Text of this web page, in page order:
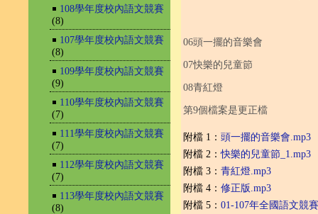
￭ 108學年度校內語文競賽
(8)
￭ 107學年度校內語文競賽
(8)
￭ 109學年度校內語文競賽
(9)
￭ 110學年度校內語文競賽
(7)
￭ 111學年度校內語文競賽
(7)
￭ 112學年度校內語文競賽
(7)
￭ 113學年度校內語文競賽
(8)
06頭一擺的音樂會
07快樂的兒童節
08青紅燈
第9個檔案是更正檔
附檔 1： 頭一擺的音樂會.mp3
附檔 2：快樂的兒童節_1.mp3
附檔 3： 青紅燈.mp3
附檔 4： 修正版.mp3
附檔 5： 01-107年全國語文競